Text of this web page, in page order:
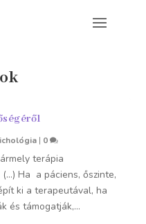
| 0
terápia
Ha a páciens, őszinte,
ki a terapeutával, ha
és támogatják,...